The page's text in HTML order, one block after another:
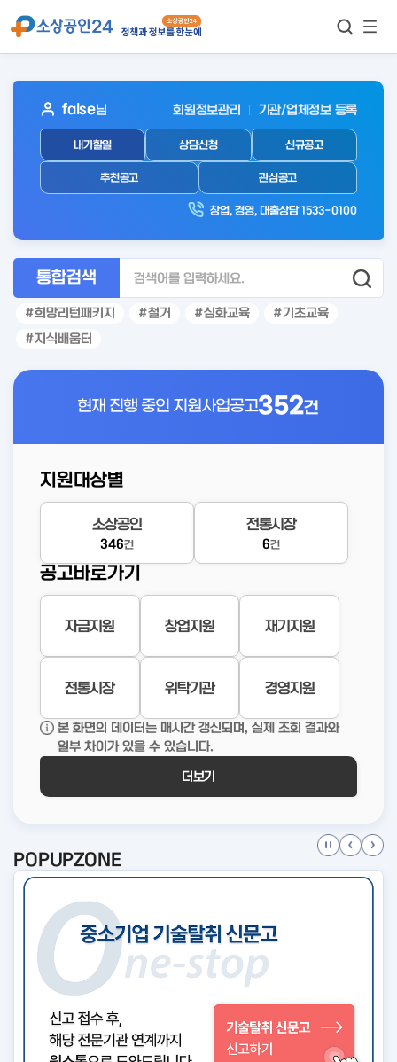
보기
아
웃
로
인
false님 회원정보관리 기관/업체정보 등록
내가할일 상담신청 신규공고
추천공고 관심공고
창업, 경영, 대출상담 1533-0100
통합검색
희망리턴패키지 철거 심화교육
기초교육
지식배움터
현재 진행 중인 지원사업공고352건
지원대상별
소상공인
346건
전통시장
6건
공고바로가기
자금지원 창업지원 재기지원
전통시장 위탁기관 경영지원
본 화면의 데이터는 매시간 갱신되며, 실제 조회 결과와
일부 차이가 있을 수 있습니다.
더보기
POPUPZONE